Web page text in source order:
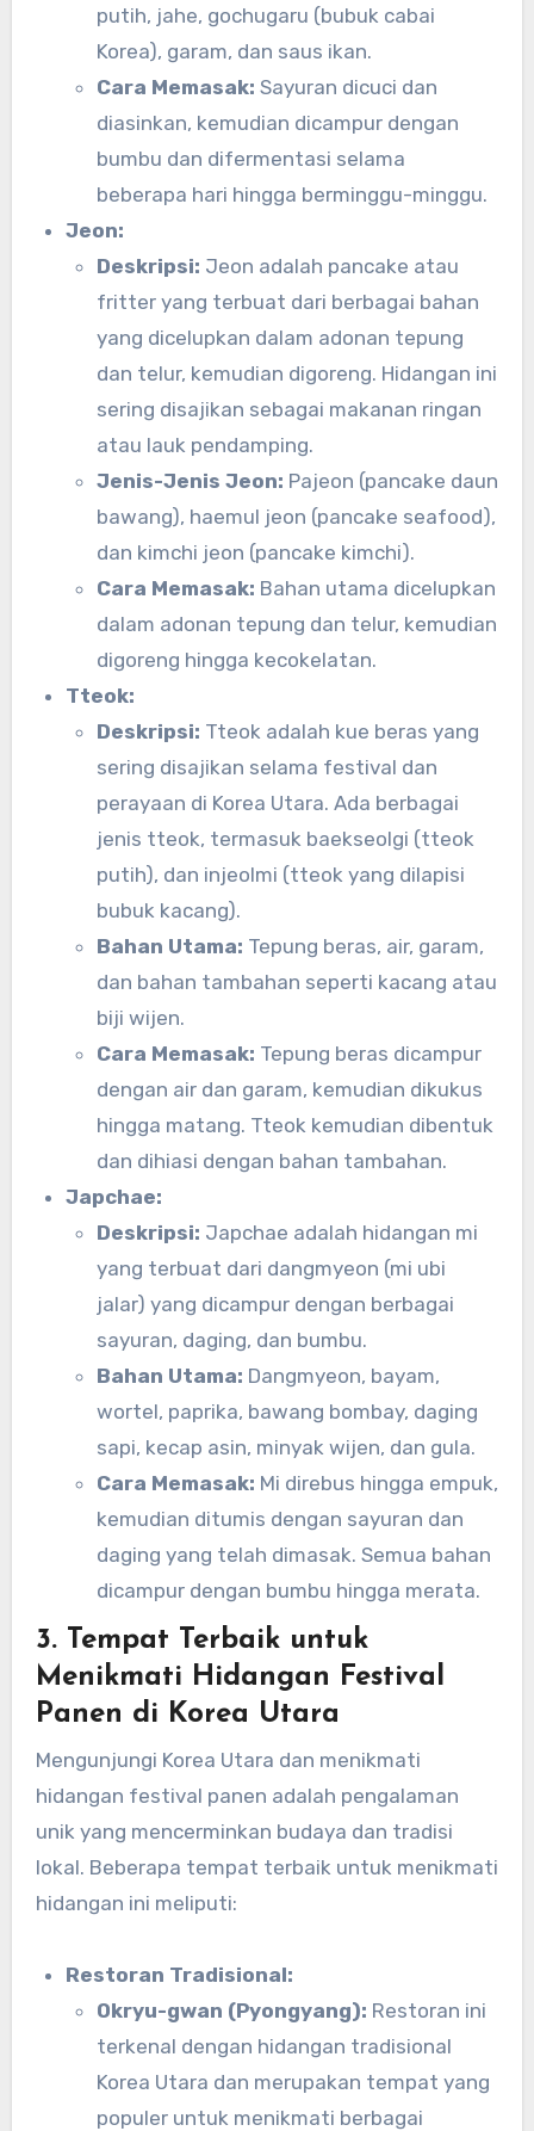
putih, jahe, gochugaru (bubuk cabai
Korea), garam, dan saus ikan.
Cara Memasak: Sayuran dicuci dan
diasinkan, kemudian dicampur dengan
bumbu dan difermentasi selama
beberapa hari hingga berminggu-minggu.
Jeon:
Deskripsi: Jeon adalah pancake atau
fritter yang terbuat dari berbagai bahan
yang dicelupkan dalam adonan tepung
dan telur, kemudian digoreng. Hidangan ini
sering disajikan sebagai makanan ringan
atau lauk pendamping.
Jenis-Jenis Jeon: Pajeon (pancake daun
bawang), haemul jeon (pancake seafood),
dan kimchi jeon (pancake kimchi).
Cara Memasak: Bahan utama dicelupkan
dalam adonan tepung dan telur, kemudian
digoreng hingga kecokelatan.
Tteok:
Deskripsi: Tteok adalah kue beras yang
sering disajikan selama festival dan
perayaan di Korea Utara. Ada berbagai
jenis tteok, termasuk baekseolgi (tteok
putih), dan injeolmi (tteok yang dilapisi
bubuk kacang).
Bahan Utama: Tepung beras, air, garam,
dan bahan tambahan seperti kacang atau
biji wijen.
Cara Memasak: Tepung beras dicampur
dengan air dan garam, kemudian dikukus
hingga matang. Tteok kemudian dibentuk
dan dihiasi dengan bahan tambahan.
Japchae:
Deskripsi: Japchae adalah hidangan mi
yang terbuat dari dangmyeon (mi ubi
jalar) yang dicampur dengan berbagai
sayuran, daging, dan bumbu.
Bahan Utama: Dangmyeon, bayam,
wortel, paprika, bawang bombay, daging
sapi, kecap asin, minyak wijen, dan gula.
Cara Memasak: Mi direbus hingga empuk,
kemudian ditumis dengan sayuran dan
daging yang telah dimasak. Semua bahan
dicampur dengan bumbu hingga merata.
3. Tempat Terbaik untuk
Menikmati Hidangan Festival
Panen di Korea Utara
Mengunjungi Korea Utara dan menikmati
hidangan festival panen adalah pengalaman
unik yang mencerminkan budaya dan tradisi
lokal. Beberapa tempat terbaik untuk menikmati
hidangan ini meliputi:
Restoran Tradisional:
Okryu-gwan (Pyongyang): Restoran ini
terkenal dengan hidangan tradisional
Korea Utara dan merupakan tempat yang
populer untuk menikmati berbagai